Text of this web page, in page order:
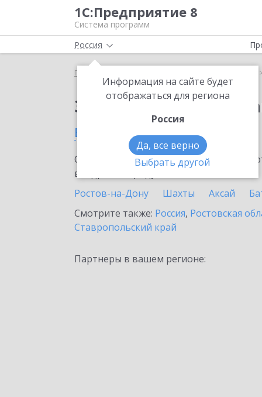
1С:Предприятие 8
Система программ
Россия
Информация на сайте будет
отображаться для региона
Россия
Да, все верно
Выбрать другой
Главная
Заказать 1С:Статус
в Цимлянске
Ознакомьтесь с информационными
внедрение продукта.
Ростов-на-Дону
Шахты Аксай
Смотрите также: Россия, Ростовская
Ставропольский край
Партнеры в вашем регионе: